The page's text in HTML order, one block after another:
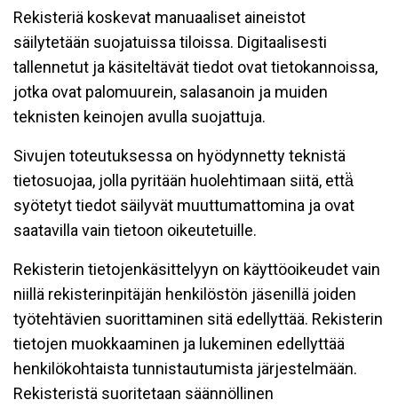
Rekisteriä koskevat manuaaliset aineistot
säilytetään suojatuissa tiloissa. Digitaalisesti
tallennetut ja käsiteltävät tiedot ovat tietokannoissa,
jotka ovat palomuurein, salasanoin ja muiden
teknisten keinojen avulla suojattuja.
Sivujen toteutuksessa on hyödynnetty teknistä
tietosuojaa, jolla pyritään huolehtimaan siitä, että̈
syötetyt tiedot säilyvät muuttumattomina ja ovat
saatavilla vain tietoon oikeutetuille.
Rekisterin tietojenkäsittelyyn on käyttöoikeudet vain
niillä rekisterinpitäjän henkilöstön jäsenillä joiden
työtehtävien suorittaminen sitä edellyttää. Rekisterin
tietojen muokkaaminen ja lukeminen edellyttää
henkilökohtaista tunnistautumista järjestelmään.
Rekisteristä suoritetaan säännöllinen